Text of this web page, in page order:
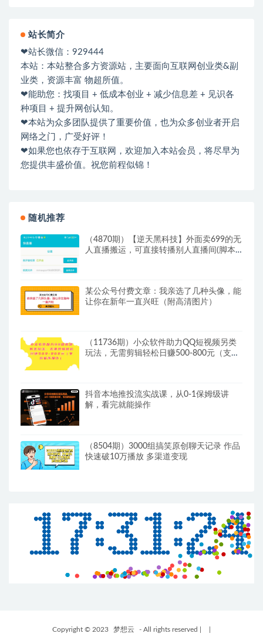
站长简介
❤站长微信：929444
本站：本站整合多方资源站，主要面向互联网创业类&副
业类，资源丰富 物超所值。
❤能助您：找项目 + 低成本创业 + 减少信息差 + 见识各
种项目 + 提升网创认知。
❤本站为众多团队提供了重要价值，也为众多创业者开启
网络之门，广受好评！
❤如果您也依存于互联网，欢迎加入本站会员，将尽早为
您提供丰盛价值。祝您前程似锦！
随机推荐
（4870期）【逆天黑科技】外面卖699的无
人直播搬运，可直接转播别人直播间(脚本
某公众号付费文章：我亲选了几种头像，能
让你在新年一直兴旺（附高清图片）
（11736期）小众软件助力QQ短视频另类
玩法，无需剪辑轻松日赚500-800元（支持
抖音本地推投流实战课，从0-1保姆级讲
解，看完就能操作
（8504期）3000组搞笑原创聊天记录 作品
快速破10万播放 多渠道变现
Copyright © 2023 梦想云 - All rights reserved